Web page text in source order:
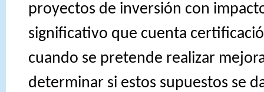
proyectos de inversión con
significativo que cuenta
cuando se pretende realizar
determinar si estos supuestos se